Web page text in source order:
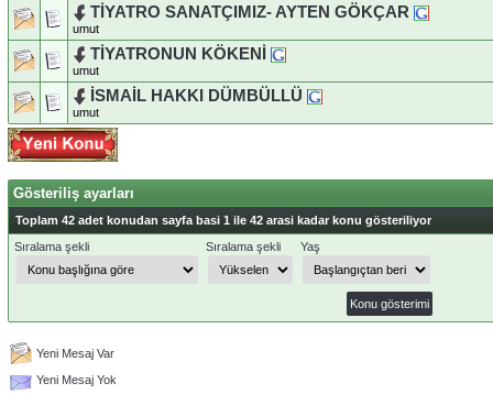
TİYATRO SANATÇIMIZ- AYTEN GÖKÇAR
umut
TİYATRONUN KÖKENİ
umut
İSMAİL HAKKI DÜMBÜLLÜ
umut
Gösteriliş ayarları
Toplam 42 adet konudan sayfa basi 1 ile 42 arasi kadar konu gösteriliyor
Sıralama şekli
Sıralama şekli Yaş
Yeni Mesaj Var
Yeni Mesaj Yok